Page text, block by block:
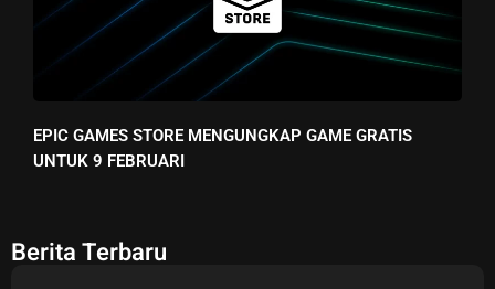
EPIC GAMES STORE MENGUNGKAP GAME GRATIS
UNTUK 9 FEBRUARI
Berita Terbaru